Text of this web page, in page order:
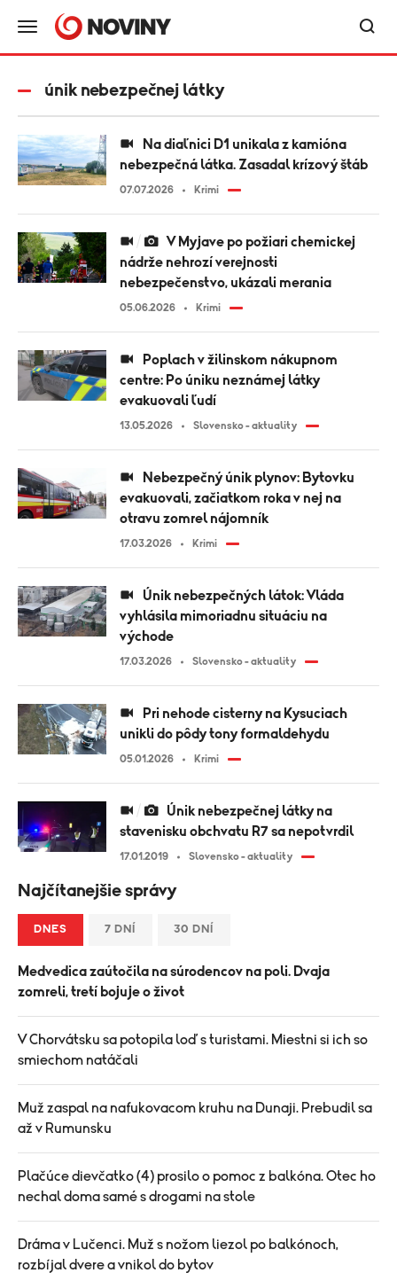
únik nebezpečnej látky
nebezpečná látka. Zasadal krízový štáb
07.07.2026 Krimi
nádrže nehrozí verejnosti
nebezpečenstvo, ukázali merania
05.06.2026 Krimi
centre: Po úniku neznámej látky
evakuovali ľudí
13.05.2026 Slovensko - aktuality
evakuovali, začiatkom roka v nej na
otravu zomrel nájomník
17.03.2026 Krimi
vyhlásila mimoriadnu situáciu na
východe
17.03.2026 Slovensko - aktuality
unikli do pôdy tony formaldehydu
05.01.2026 Krimi
stavenisku obchvatu R7 sa nepotvrdil
17.01.2019 Slovensko - aktuality
Najčítanejšie správy
DNES 7 DNÍ 30 DNÍ
Medvedica zaútočila na súrodencov na poli. Dvaja
zomreli, tretí bojuje o život
V Chorvátsku sa potopila loď s turistami. Miestni si ich so
smiechom natáčali
Muž zaspal na nafukovacom kruhu na Dunaji. Prebudil sa
až v Rumunsku
Plačúce dievčatko (4) prosilo o pomoc z balkóna. Otec ho
nechal doma samé s drogami na stole
Dráma v Lučenci. Muž s nožom liezol po balkónoch,
rozbíjal dvere a vnikol do bytov